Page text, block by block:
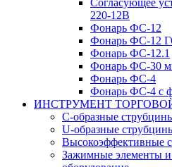
Согласующее
220-12В
Фонарь ФС-12
Фонарь ФС-12
Фонарь ФС-12.1
Фонарь ФС-30
Фонарь ФС-4
Фонарь ФС-4 с
ИНСТРУМЕНТ ТОРГОВОЙ
C-образные
U-образные
Высокоэффективные
Зажимные элементы и